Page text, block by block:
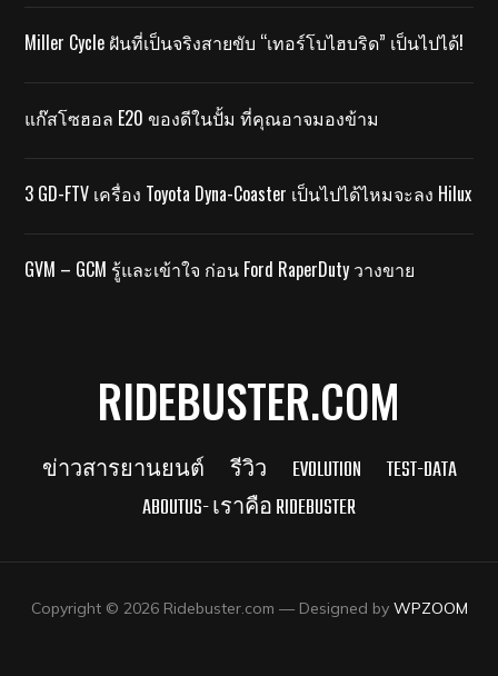
Miller Cycle ฝันที่เป็นจริงสายขับ “เทอร์โบไฮบริด” เป็นไปได้!
แก๊สโซฮอล E20 ของดีในปั้ม ที่คุณอาจมองข้าม
3 GD-FTV เครื่อง Toyota Dyna-Coaster เป็นไปได้ไหมจะลง Hilux
GVM – GCM รู้และเข้าใจ ก่อน Ford RaperDuty วางขาย
RIDEBUSTER.COM
ข่าวสารยานยนต์ รีวิว EVOLUTION
TEST-DATA
ABOUTUS- เราคือ RIDEBUSTER
Copyright © 2026 Ridebuster.com — Designed by WPZOOM